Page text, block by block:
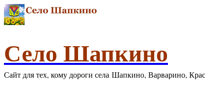
Село Шапкино
Сайт для тех, кому дороги села Шапкино, Варварино,